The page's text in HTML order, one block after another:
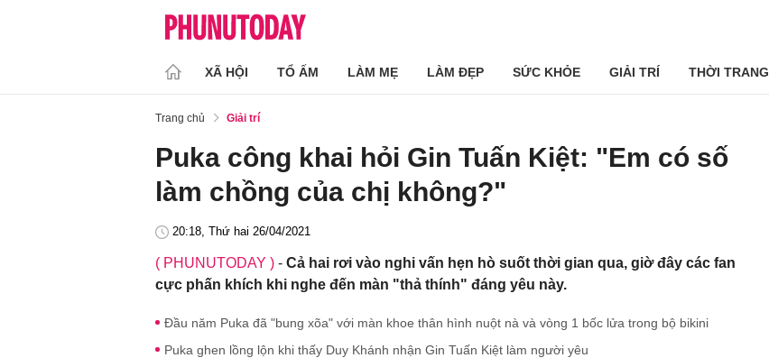
XÃ HỘI TỔ ẤM LÀM MẸ LÀM ĐẸP SỨC KHỎE GIẢI TRÍ THỜI TRANG
Trang chủ Giải trí
Puka công khai hỏi Gin Tuấn Kiệt: "Em có số
làm chồng của chị không?"
20:18, Thứ hai 26/04/2021
( PHUNUTODAY ) - Cả hai rơi vào nghi vấn hẹn hò suốt thời gian qua, giờ đây các fan
cực phấn khích khi nghe đến màn "thả thính" đáng yêu này.
Đầu năm Puka đã "bung xõa" với màn khoe thân hình nuột nà và vòng 1 bốc lửa trong bộ bikini
Puka ghen lồng lộn khi thấy Duy Khánh nhận Gin Tuấn Kiệt làm người yêu